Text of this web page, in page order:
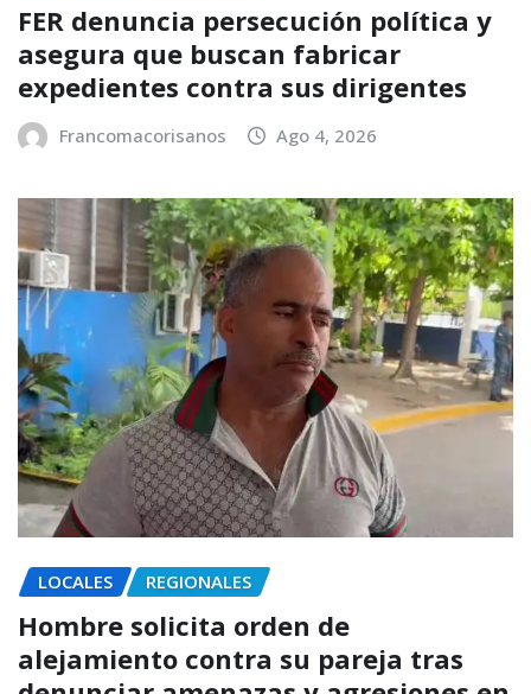
FER denuncia persecución política y
asegura que buscan fabricar
expedientes contra sus dirigentes
Francomacorisanos Ago 4, 2026
LOCALES REGIONALES
Hombre solicita orden de
alejamiento contra su pareja tras